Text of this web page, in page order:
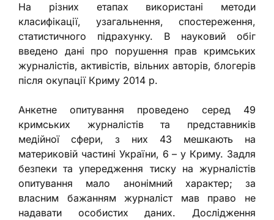
На різних етапах використані методи
класифікації, узагальнення, спостереження,
статистичного підрахунку. В науковий обіг
введено дані про порушення прав кримських
журналістів, активістів, вільних авторів, блогерів
після окупації Криму 2014 р.
Анкетне опитування проведено серед 49
кримських журналістів та представників
медійної сфери, з них 43 мешкають на
материковій частині України, 6 – у Криму. Задля
безпеки та упередження тиску на журналістів
опитування мало анонімний характер; за
власним бажанням журналіст мав право не
надавати особистих даних. Дослідження